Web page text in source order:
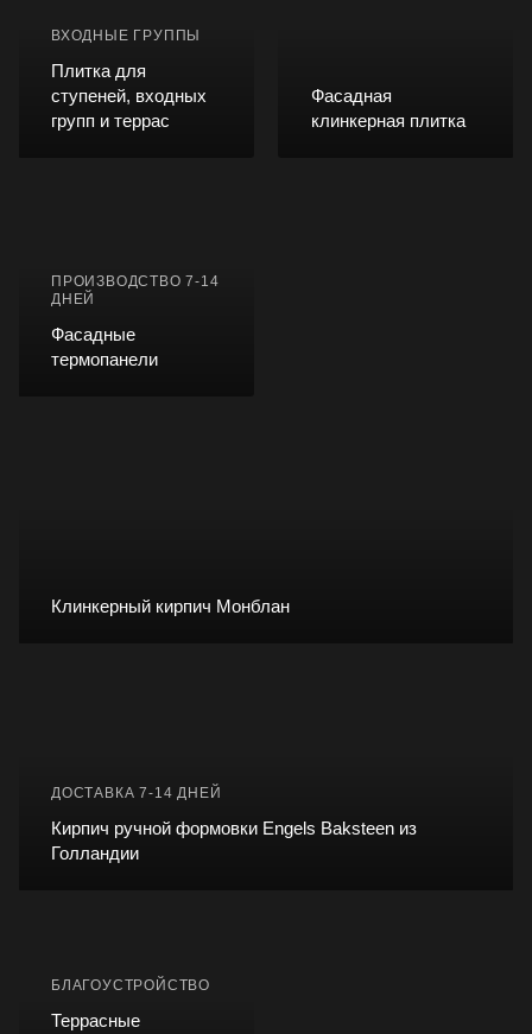
ВХОДНЫЕ ГРУППЫ
Плитка для
ступеней, входных
групп и террас
Фасадная
клинкерная плитка
ПРОИЗВОДСТВО 7-14
ДНЕЙ
Фасадные
термопанели
Клинкерный кирпич Монблан
ДОСТАВКА 7-14 ДНЕЙ
Кирпич ручной формовки Engels Baksteen из
Голландии
БЛАГОУСТРОЙСТВО
Террасные